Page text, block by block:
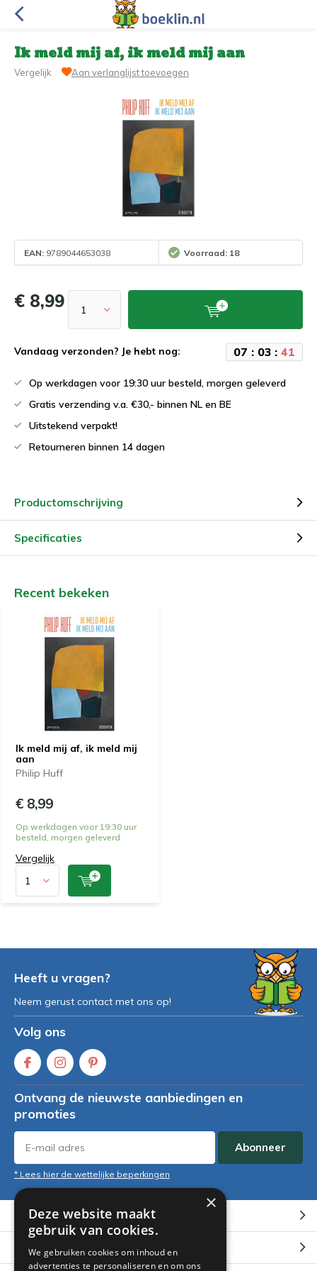
Ik meld mij af, ik meld mij aan
Vergelijk Aan verlanglijst toevoegen
EAN: 9789044653038 Voorraad: 18
€ 8,99
Vandaag verzonden? Je hebt nog: 07 : 03 : 41
Op werkdagen voor 19:30 uur besteld, morgen geleverd
Gratis verzending v.a. €30,- binnen NL en BE
Uitstekend verpakt!
Retourneren binnen 14 dagen
Productomschrijving
Specificaties
Recent bekeken
Ik meld mij af, ik meld mij
aan
Philip Huff
€ 8,99
Op werkdagen voor 19:30 uur
besteld, morgen geleverd
Vergelijk
Heeft u vragen?
Neem gerust contact met ons op!
Volg ons
Ontvang de nieuwste aanbiedingen en
promoties
Abonneer
* Lees hier de wettelijke beperkingen
Klantenservice
Mijn account
×
Deze website maakt
gebruik van cookies.
We gebruiken cookies om inhoud en
advertenties te personaliseren en om ons